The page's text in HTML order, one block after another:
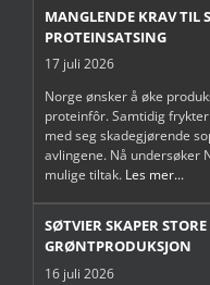
MANGLENDE KRAV TIL
PROTEINSATSING
17 juli 2026
Norge ønsker å øke
proteinfôr. Samtidig
med seg skadegjørende
avlingene. Nå undersøker
mulige tiltak. Les mer...
SØTVIER SKAPER
GRØNTPRODUKSJON
16 juli 2026